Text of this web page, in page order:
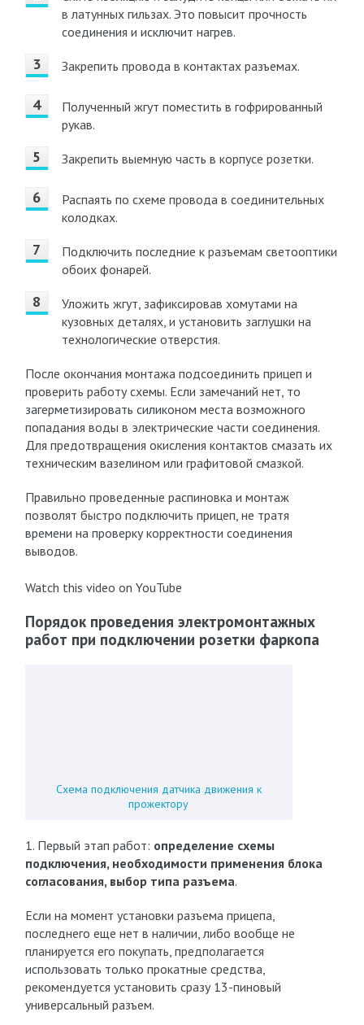
в латунных гильзах. Это повысит прочность
соединения и исключит нагрев.
Закрепить провода в контактах разъемах.
Полученный жгут поместить в гофрированный
рукав.
Закрепить выемную часть в корпусе розетки.
Распаять по схеме провода в соединительных
колодках.
Подключить последние к разъемам светооптики
обоих фонарей.
Уложить жгут, зафиксировав хомутами на
кузовных деталях, и установить заглушки на
технологические отверстия.
После окончания монтажа подсоединить прицеп и
проверить работу схемы. Если замечаний нет, то
загерметизировать силиконом места возможного
попадания воды в электрические части соединения.
Для предотвращения окисления контактов смазать их
техническим вазелином или графитовой смазкой.
Правильно проведенные распиновка и монтаж
позволят быстро подключить прицеп, не тратя
времени на проверку корректности соединения
выводов.
Watch this video on YouTube
Порядок проведения электромонтажных
работ при подключении розетки фаркопа
Схема подключения датчика движения к
прожектору
1. Первый этап работ: определение схемы
подключения, необходимости применения блока
согласования, выбор типа разъема.
Если на момент установки разъема прицепа,
последнего еще нет в наличии, либо вообще не
планируется его покупать, предполагается
использовать только прокатные средства,
рекомендуется установить сразу 13-пиновый
универсальный разъем.